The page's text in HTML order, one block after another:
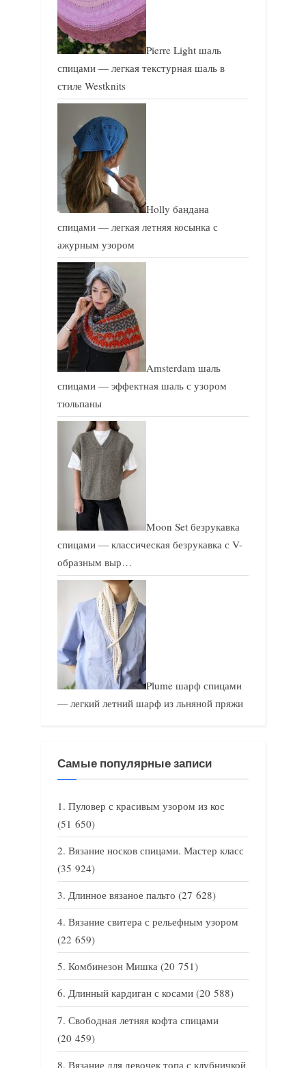
Pierre Light шаль
спицами — легкая текстурная шаль в
стиле Westknits
Holly бандана
спицами — легкая летняя косынка с
ажурным узором
Amsterdam шаль
спицами — эффектная шаль с узором
тюльпаны
Moon Set безрукавка
спицами — классическая безрукавка с V-
образным выр…
Plume шарф спицами
— легкий летний шарф из льняной пряжи
Самые популярные записи
Пуловер с красивым узором из кос
(51 650)
Вязание носков спицами. Мастер класс
(35 924)
Длинное вязаное пальто (27 628)
Вязание свитера с рельефным узором
(22 659)
Комбинезон Мишка (20 751)
Длинный кардиган с косами (20 588)
Свободная летняя кофта спицами
(20 459)
Вязание для девочек топа с клубничкой